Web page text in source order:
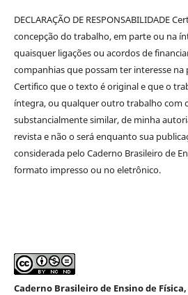
DECLARAÇÃO DE RESPONSABILIDADE
concepção do trabalho, em parte ou na
quaisquer ligações ou acordos de
companhias que possam ter interesse na
Certifico que o texto é original e que o
íntegra, ou qualquer outro trabalho com
substancialmente similar, de minha
revista e não o será enquanto sua
considerada pelo Caderno Brasileiro de
formato impresso ou no eletrônico.
Caderno Brasileiro de Ensino de